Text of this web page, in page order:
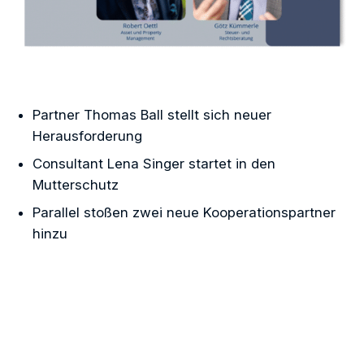
Partner Thomas Ball stellt sich neuer
Herausforderung
Consultant Lena Singer startet in den
Mutterschutz
Parallel stoßen zwei neue Kooperationspartner
hinzu